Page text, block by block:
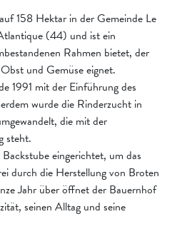
158 Hektar in der Gemeinde Le
(44) und ist ein
Rahmen bietet, der
und Gemüse eignet.
1991 mit der Einführung des
wurde die Rinderzucht in
die mit der
steht.
eingerichtet, um das
durch die Herstellung von Broten
Jahr über öffnet der Bauernhof
seinen Alltag und seine